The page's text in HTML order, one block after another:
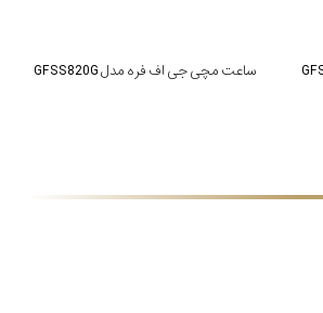
ساعت مچی جی اف فره مدل GFSS820G